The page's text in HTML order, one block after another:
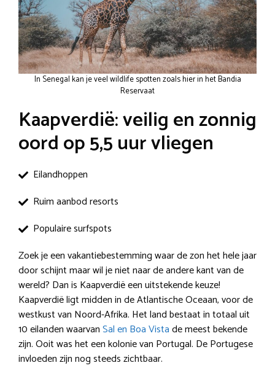
In Senegal kan je veel wildlife spotten zoals hier in het Bandia
Reservaat
Kaapverdië: veilig en zonnig
oord op 5,5 uur vliegen
Eilandhoppen
Ruim aanbod resorts
Populaire surfspots
Zoek je een vakantiebestemming waar de zon het hele jaar
door schijnt maar wil je niet naar de andere kant van de
wereld? Dan is Kaapverdië een uitstekende keuze!
Kaapverdië ligt midden in de Atlantische Oceaan, voor de
westkust van Noord-Afrika. Het land bestaat in totaal uit
10 eilanden waarvanSal en Boa Vistade meest bekende
zijn. Ooit was het een kolonie van Portugal. De Portugese
invloeden zijn nog steeds zichtbaar.